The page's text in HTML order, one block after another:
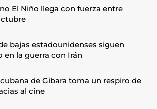
El Niño llega con fuerza entre
bajas estadounidenses siguen
en la guerra con Irán
de Gibara toma un respiro de
al cine